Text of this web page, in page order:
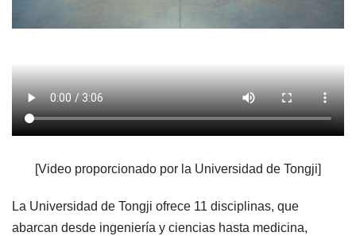
[Video proporcionado por la Universidad de Tongji]
La Universidad de Tongji ofrece 11 disciplinas, que
abarcan desde ingeniería y ciencias hasta medicina,